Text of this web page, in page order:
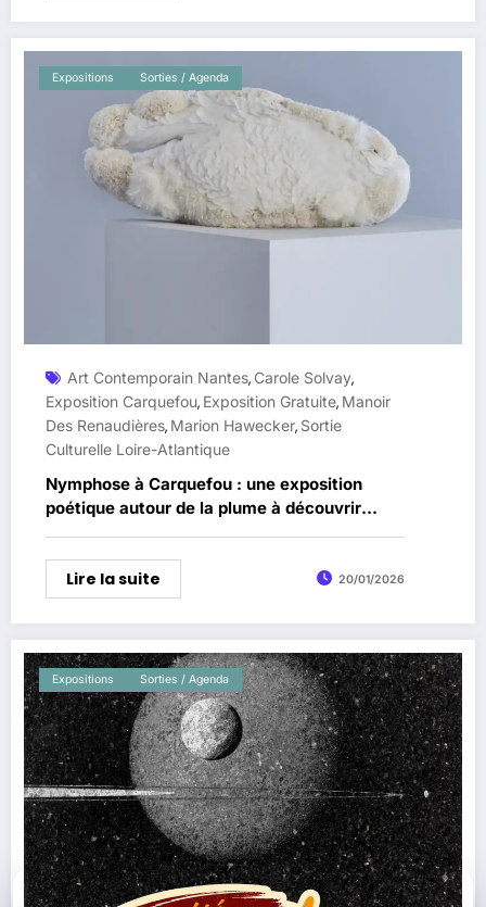
Expositions Sorties / Agenda
Art Contemporain Nantes, Carole Solvay,
Exposition Carquefou, Exposition Gratuite, Manoir
Des Renaudières, Marion Hawecker, Sortie
Culturelle Loire-Atlantique
Nymphose à Carquefou : une exposition
poétique autour de la plume à découvrir
jusqu’au 22 février
Lire la suite 20/01/2026
Expositions Sorties / Agenda